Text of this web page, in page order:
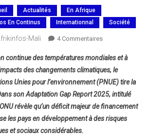
Actualités
En Afrique
En Continus Internationnal Société
Mali 4 CommentairesSur
Déficit
De
Financement
De
L’adaptation
Climatique
continue des températures mondiales et à
des changements climatiques, le
Unies pour l’environnement (PNUE) tire la
son Adaptation Gap Report 2025, intitulé
révèle qu’un déficit majeur de financement
les pays en développement à des risques
et sociaux considérables.